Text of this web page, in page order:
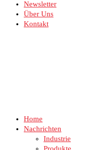
Newsletter
Über Uns
Kontakt
Home
Nachrichten
Industrie